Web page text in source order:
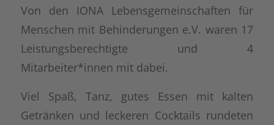
Von den IONA Lebensgemeinschaften für
Menschen mit Behinderungen e.V. waren 17
Leistungsberechtigte und 4
Mitarbeiter*innen mit dabei.
Viel Spaß, Tanz, gutes Essen mit kalten
Getränken und leckeren Cocktails rundeten